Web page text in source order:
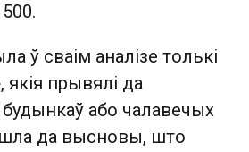
ў сваім аналізе толькі
прывялі да
або чалавечых
да высновы, што